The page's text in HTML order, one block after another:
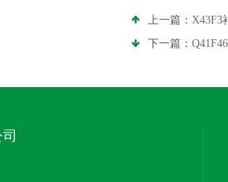
上一篇： X43F3
下一篇：